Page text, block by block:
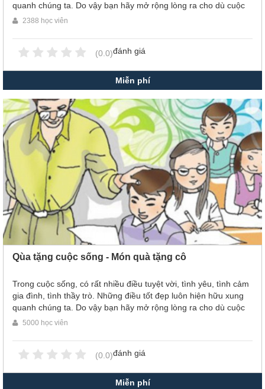
quanh chúng ta. Do vậy bạn hãy mở rộng lòng ra cho dù cuộc
sống có khó khăn đến thế nào thì những món quà mà nó mang
2388 học viên
(0.0)đánh giá
Miễn phí
Qùa tặng cuộc sống - Món quà tặng cô
Trong cuộc sống, có rất nhiều điều tuyệt vời, tình yêu, tình cảm
gia đình, tình thầy trò. Những điều tốt đẹp luôn hiện hữu xung
quanh chúng ta. Do vậy bạn hãy mở rộng lòng ra cho dù cuộc
sống có khó khăn đến thế nào thì những món quà mà nó mang
5000 học viên
(0.0)đánh giá
Miễn phí